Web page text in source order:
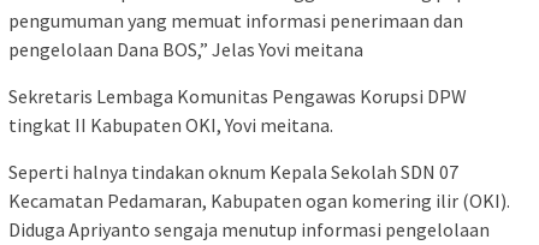
pengumuman yang memuat informasi penerimaan dan
pengelolaan Dana BOS,” Jelas Yovi meitana
Sekretaris Lembaga Komunitas Pengawas Korupsi DPW
tingkat II Kabupaten OKI, Yovi meitana.
Seperti halnya tindakan oknum Kepala Sekolah SDN 07
Kecamatan Pedamaran, Kabupaten ogan komering ilir (OKI).
Diduga Apriyanto sengaja menutup informasi pengelolaan